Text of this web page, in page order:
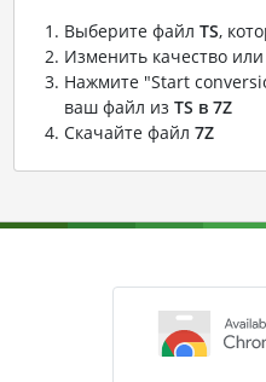
Выберите файл TS,
Изменить качество
Нажмите "Start
ваш файл из TS в 7Z
Скачайте файл 7Z